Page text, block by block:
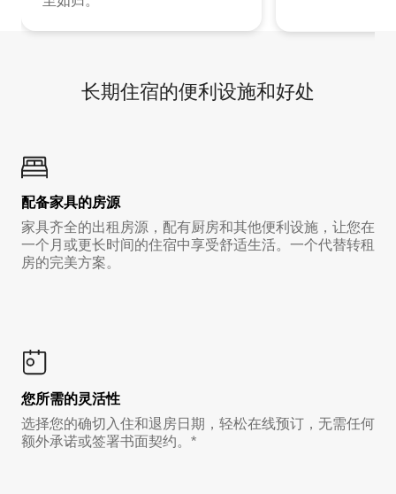
长期住宿的便利设施和好处
配备家具的房源
家具齐全的出租房源，配有厨房和其他便利设施，让您在
一个月或更长时间的住宿中享受舒适生活。一个代替转租
房的完美方案。
您所需的灵活性
选择您的确切入住和退房日期，轻松在线预订，无需任何
额外承诺或签署书面契约。*